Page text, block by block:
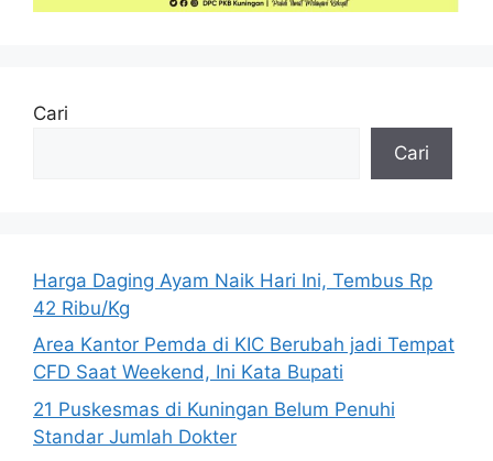
Cari
Cari
Harga Daging Ayam Naik Hari Ini, Tembus Rp
42 Ribu/Kg
Area Kantor Pemda di KIC Berubah jadi Tempat
CFD Saat Weekend, Ini Kata Bupati
21 Puskesmas di Kuningan Belum Penuhi
Standar Jumlah Dokter